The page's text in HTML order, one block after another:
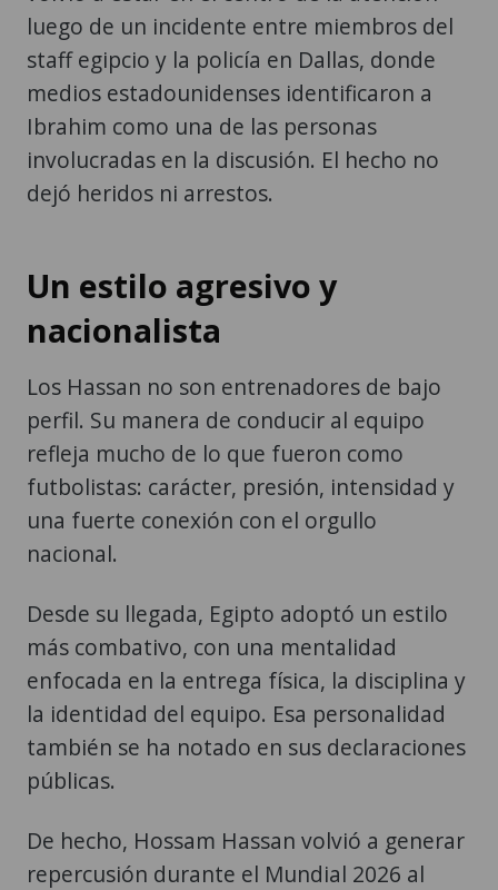
luego de un incidente entre miembros del
staff egipcio y la policía en Dallas, donde
medios estadounidenses identificaron a
Ibrahim como una de las personas
involucradas en la discusión. El hecho no
dejó heridos ni arrestos.
Un estilo agresivo y
nacionalista
Los Hassan no son entrenadores de bajo
perfil. Su manera de conducir al equipo
refleja mucho de lo que fueron como
futbolistas: carácter, presión, intensidad y
una fuerte conexión con el orgullo
nacional.
Desde su llegada, Egipto adoptó un estilo
más combativo, con una mentalidad
enfocada en la entrega física, la disciplina y
la identidad del equipo. Esa personalidad
también se ha notado en sus declaraciones
públicas.
De hecho, Hossam Hassan volvió a generar
repercusión durante el Mundial 2026 al